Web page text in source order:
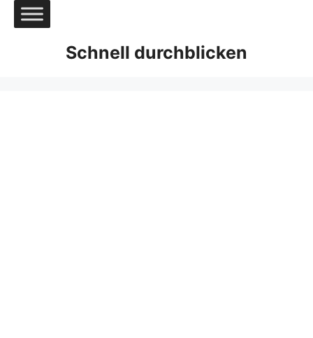
Zum
Inhalt
Schnell durchblicken